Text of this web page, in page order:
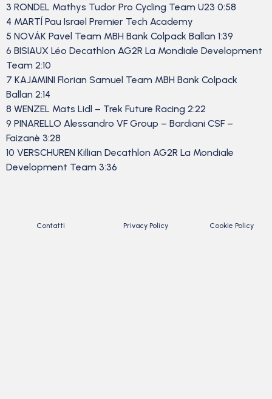
3 RONDEL Mathys Tudor Pro Cycling Team U23 0:58
4 MARTÍ Pau Israel Premier Tech Academy
5 NOVÁK Pavel Team MBH Bank Colpack Ballan 1:39
6 BISIAUX Léo Decathlon AG2R La Mondiale Development
Team 2:10
7 KAJAMINI Florian Samuel Team MBH Bank Colpack
Ballan 2:14
8 WENZEL Mats Lidl – Trek Future Racing 2:22
9 PINARELLO Alessandro VF Group – Bardiani CSF –
Faizanè 3:28
10 VERSCHUREN Killian Decathlon AG2R La Mondiale
Development Team 3:36
Contatti Privacy Policy Cookie Policy